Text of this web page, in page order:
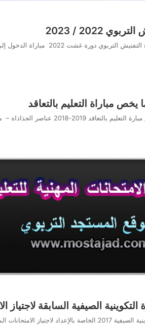
2022 / 2023
إلى مسلك تكوين المفتشين التربويين ستنظم يوم 4 غشت 2022 بالنسبة للمسالك التالية مسلك…
مباراة التعليم بالتعاقد
– ﻣﻮﺿﻮﻉ ﺍﻟﺪﺭﺱ – : البيداغوجيات : الأهداف ، الكفايات ،…
الصيفية السابقة لاجتياز
الصيفية 2017 و الخاصة بالإعداد لاجتياز الامتحانات…